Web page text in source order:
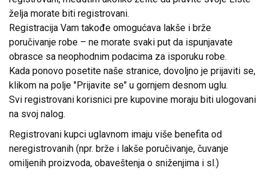
želja morate biti registrovani.
Registracija Vam takođe omogućava lakše i brže
poručivanje robe – ne morate svaki put da ispunjavate
obrasce sa neophodnim podacima za isporuku robe.
Kada ponovo posetite naše stranice, dovoljno je prijaviti se,
klikom na polje "Prijavite se" u gornjem desnom uglu.
Svi registrovani korisnici pre kupovine moraju biti ulogovani
na svoj nalog.
Registrovani kupci uglavnom imaju više benefita od
neregistrovanih (npr. brže i lakše poručivanje, čuvanje
omiljenih proizvoda, obaveštenja o sniženjima i sl.)